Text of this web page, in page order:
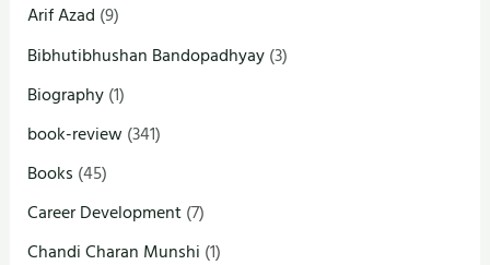
Arif Azad (9)
Bibhutibhushan Bandopadhyay(3)
Biography(1)
book-review(341)
Books (45)
Career Development(7)
Chandi Charan Munshi (1)